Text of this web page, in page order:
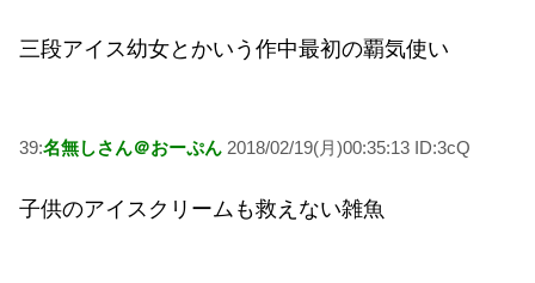
三段アイス幼女とかいう作中最初の覇気使い
39:名無しさん＠おーぷん 2018/02/19(月)00:35:13 ID:3cQ
子供のアイスクリームも救えない雑魚